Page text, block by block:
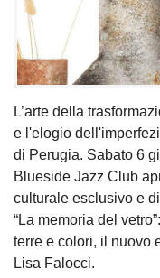
L’arte della
e l'elogio
di Perugia. Sabato 6
Blueside Jazz Club
culturale esclusivo e
“La memoria del
terre e colori, il nuovo
Lisa Falocci.